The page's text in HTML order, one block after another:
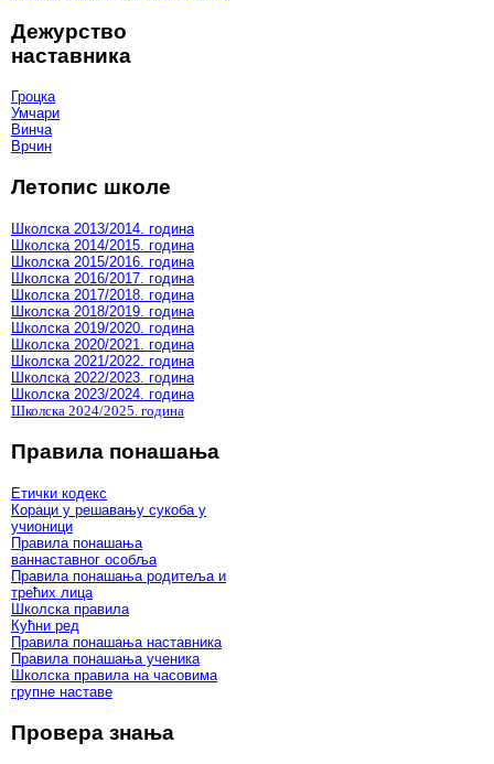
Дежурство
наставника
Гроцка
Умчари
Винча
Врчин
Летопис школе
Школска 2013/2014. година
Школска 2014/2015. година
Школска 2015/2016. година
Школска 2016/2017. година
Школска 2017/2018. година
Школска 2018/2019. година
Школска 2019/2020. година
Школска 2020/2021. година
Школска 2021/2022. година
Школска 2022/2023. година
Школска 2023/2024. година
Школска 2024/2025. година
Правила понашања
Етички кодекс
Кораци у решавању сукоба у
учионици
Правила понашања
ваннаставног особља
Правила понашања родитеља и
трећих лица
Школска правила
Кућни ред
Правила понашања наставника
Правила понашања ученика
Школска правила на часовима
групне наставе
Провера знања